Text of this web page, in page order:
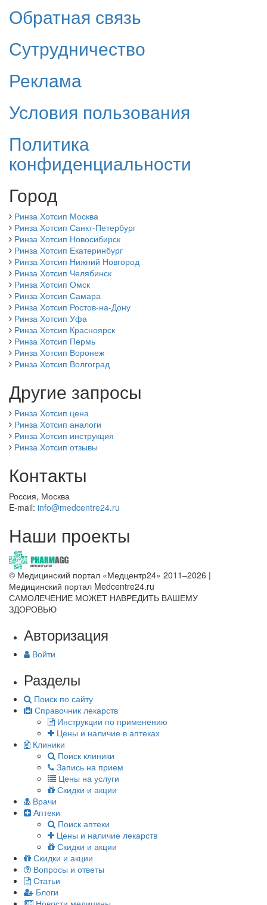
Обратная связь
Сутрудничество
Реклама
Условия пользования
Политика
конфиденциальности
Город
Ринза Хотсип Москва
Ринза Хотсип Санкт-Петербург
Ринза Хотсип Новосибирск
Ринза Хотсип Екатеринбург
Ринза Хотсип Нижний Новгород
Ринза Хотсип Челябинск
Ринза Хотсип Омск
Ринза Хотсип Самара
Ринза Хотсип Ростов-на-Дону
Ринза Хотсип Уфа
Ринза Хотсип Красноярск
Ринза Хотсип Пермь
Ринза Хотсип Воронеж
Ринза Хотсип Волгоград
Другие запросы
Ринза Хотсип цена
Ринза Хотсип аналоги
Ринза Хотсип инструкция
Ринза Хотсип отзывы
Контакты
Россия, Москва
E-mail: info@medcentre24.ru
Наши проекты
© Медицинский портал «Медцентр24» 2011–2026 |
Медицинский портал Medcentre24.ru
САМОЛЕЧЕНИЕ МОЖЕТ НАВРЕДИТЬ ВАШЕМУ
ЗДОРОВЬЮ
Авторизация
Войти
Разделы
Поиск по сайту
Справочник лекарств
Инструкции по применению
Цены и наличие в аптеках
Клиники
Поиск клиники
Запись на прием
Цены на услуги
Скидки и акции
Врачи
Аптеки
Поиск аптеки
Цены и наличие лекарств
Скидки и акции
Скидки и акции
Вопросы и ответы
Статьи
Блоги